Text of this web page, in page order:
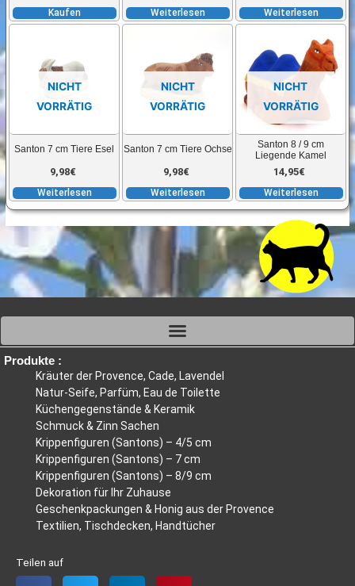
Kaufen Weiterlesen Weiterlesen
NICHT
VORRÄTIG
Santon 7 cm Tiere Esel
9,98€
Weiterlesen
NICHT
VORRÄTIG
Santon 7 cm Tiere Ochse
9,98€
Weiterlesen
NICHT
VORRÄTIG
Santon 8 / 9 cm
Liegende Kamel
14,95€
Weiterlesen
Produkte :
Kräuter der Provence, Cade, Lavendel
Natur-Seife, Parfüm, Eau de Toilette
Küchengegenstände & Keramik
Schmuck & Zinn Sachen
Krippenfiguren (Santons) – 4/5 cm
Krippenfiguren (Santons) – 7 cm
Krippenfiguren (Santons) – 8/9 cm
Dekoration für Ihr Zuhause
Geschenkpackungen & Honig aus der Provence
Textilien, Tischdecken, Handtücher
Teilen auf